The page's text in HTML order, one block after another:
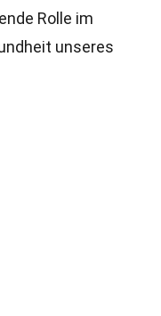
Rolle im
unseres